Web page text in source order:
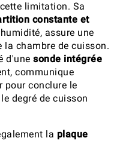
limitation. Sa
constante et
assure une
la chambre de cuisson.
d'une sonde intégrée
communique
pour conclure le
degré de cuisson
la plaque